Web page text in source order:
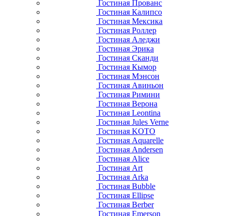
Гостиная Прованс
Гостиная Калипсо
Гостиная Мексика
Гостиная Роллер
Гостиная Аледжи
Гостиная Эрика
Гостиная Сканди
Гостиная Кымор
Гостиная Мэнсон
Гостиная Авиньон
Гостиная Римини
Гостиная Верона
Гостиная Leontina
Гостиная Jules Verne
Гостиная KOTO
Гостиная Aquarelle
Гостиная Andersen
Гостиная Alice
Гостиная Art
Гостиная Arka
Гостиная Bubble
Гостиная Ellipse
Гостиная Berber
Гостиная Emerson